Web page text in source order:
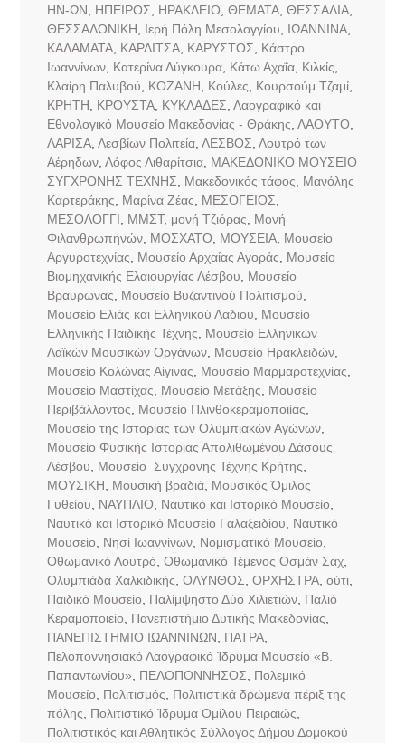
ΗΝ-ΩΝ
ΗΠΕΙΡΟΣ ΗΡΑΚΛΕΙΟ ΘΕΜΑΤΑ, ΘΕΣΣΑΛΙΑ,
ΘΕΣΣΑΛΟΝΙΚΗ
Ιερή Πόλη Μεσολογγίου ΙΩΑΝΝΙΝΑ,
ΚΑΛΑΜΑΤΑ, ΚΑΡΔΙΤΣΑ, ΚΑΡΥΣΤΟΣ
Κάστρο
Ιωαννίνων, Κατερίνα Λύγκουρα, Κάτω Αχαΐα, Κιλκίς
Κλαίρη Παλυβού
ΚΟΖΑΝΗ Κούλες Κουρσούμ Τζαμί,
ΚΡΗΤΗ
ΚΡΟΥΣΤΑ, ΚΥΚΛΑΔΕΣ Λαογραφικό και
Εθνολογικό Μουσείο Μακεδονίας - Θράκης ΛΑΟΥΤΟ
ΛΑΡΙΣΑ, Λεσβίων Πολιτεία, ΛΕΣΒΟΣ Λουτρό των
Αέρηδων, Λόφος Λιθαρίτσια, ΜΑΚΕΔΟΝΙΚΟ ΜΟΥΣΕΙΟ
ΣΥΓΧΡΟΝΗΣ ΤΕΧΝΗΣ
Μακεδονικός τάφος
Μανόλης
Καρτεράκης
Μαρίνα Ζέας ΜΕΣΟΓΕΙΟΣ
ΜΕΣΟΛΟΓΓΙ
ΜΜΣΤ, μονή Τζιόρας
Μονή
Φιλανθρωπηνών, ΜΟΣΧΑΤΟ ΜΟΥΣΕΙΑ, Μουσείο
Αργυροτεχνίας
Μουσείο Αρχαίας Αγοράς
Μουσείο
Βιομηχανικής Ελαιουργίας Λέσβου
Μουσείο
Βραυρώνας
Μουσείο Βυζαντινού Πολιτισμού
Μουσείο Ελιάς και Ελληνικού Λαδιού
Μουσείο
Ελληνικής Παιδικής Τέχνης
Μουσείο Ελληνικών
Λαϊκών Μουσικών Οργάνων, Μουσείο Ηρακλειδών,
Μουσείο Κολώνας Αίγινας
Μουσείο Μαρμαροτεχνίας
Μουσείο Μαστίχας
Μουσείο Μετάξης
Μουσείο
Περιβάλλοντος
Μουσείο Πλινθοκεραμοποιίας
Μουσείο της Ιστορίας των Ολυμπιακών Αγώνων,
Μουσείο Φυσικής Ιστορίας Απολιθωμένου Δάσους
Λέσβου
Μουσείο Σύγχρονης Τέχνης Κρήτης
ΜΟΥΣΙΚΗ
Μουσική βραδιά, Μουσικός Όμιλος
Γυθείου
ΝΑΥΠΛΙΟ Ναυτικό και Ιστορικό Μουσείο
Ναυτικό και Ιστορικό Μουσείο Γαλαξειδίου
Ναυτικό
Μουσείο
Νησί Ιωαννίνων, Νομισματικό Μουσείο
Οθωμανικό Λουτρό Οθωμανικό Τέμενος Οσμάν Σαχ,
Ολυμπιάδα Χαλκιδικής ΟΛΥΝΘΟΣ ΟΡΧΗΣΤΡΑ, ούτι,
Παιδικό Μουσείο
Παλίμψηστο Δύο Χιλιετιών, Παλιό
Κεραμοποιείο
Πανεπιστήμιο Δυτικής Μακεδονίας
ΠΑΝΕΠΙΣΤΗΜΙΟ ΙΩΑΝΝΙΝΩΝ
ΠΑΤΡΑ,
Πελοποννησιακό Λαογραφικό Ίδρυμα Μουσείο «Β.
Παπαντωνίου»
ΠΕΛΟΠΟΝΝΗΣΟΣ
Πολεμικό
Μουσείο
Πολιτισμός
Πολιτιστικά δρώμενα πέριξ της
πόλης
Πολιτιστικό Ίδρυμα Ομίλου Πειραιώς
Πολιτιστικός και Αθλητικός Σύλλογος Δήμου Δομοκού